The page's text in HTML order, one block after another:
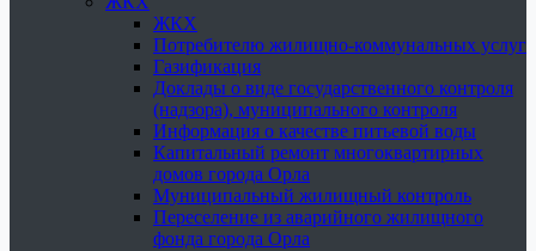
ЖКХ
Потребителю жилищно-коммунальных услуг
Газификация
Доклады о виде государственного контроля
(надзора), муниципального контроля
Информация о качестве питьевой воды
Капитальный ремонт многоквартирных
домов города Орла
Муниципальный жилищный контроль
Переселение из аварийного жилищного
фонда города Орла